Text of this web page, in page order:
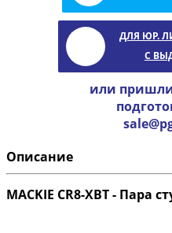
ДЛЯ ЮР.
С
или
Описание
MACKIE CR8-XBT - Пара